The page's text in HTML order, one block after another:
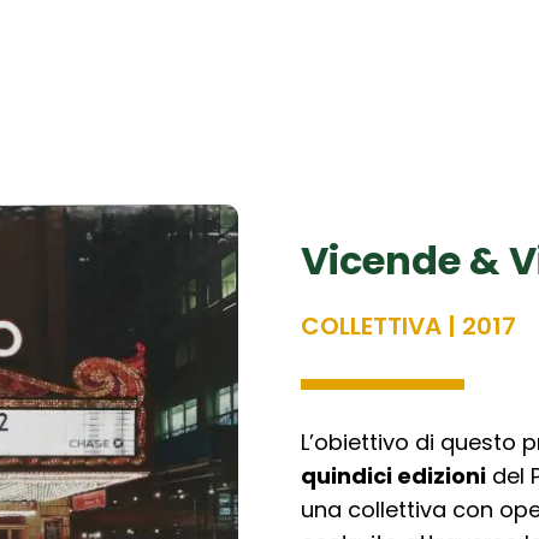
Vicende &
COLLETTIVA | 2017
L’obiettivo di questo
quindici edizioni del
una collettiva con